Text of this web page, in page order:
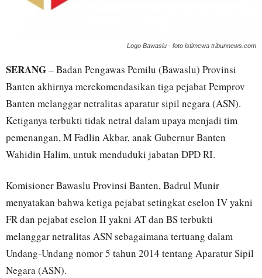
Logo Bawaslu - foto istimewa tribunnews.com
SERANG– Badan Pengawas Pemilu (Bawaslu) Provinsi
Banten akhirnya merekomendasikan tiga pejabat Pemprov
Banten melanggar netralitas aparatur sipil negara (ASN).
Ketiganya terbukti tidak netral dalam upaya menjadi tim
pemenangan, M Fadlin Akbar, anak Gubernur Banten
Wahidin Halim, untuk menduduki jabatan DPD RI.
Komisioner Bawaslu Provinsi Banten, Badrul Munir
menyatakan bahwa ketiga pejabat setingkat eselon IV yakni
FR dan pejabat eselon II yakni AT dan BS terbukti
melanggar netralitas ASN sebagaimana tertuang dalam
Undang-Undang nomor 5 tahun 2014 tentang Aparatur Sipil
Negara (ASN).